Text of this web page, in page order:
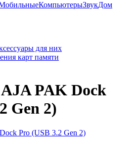
КомпьютерыЗвукДом
для них
карт памяти
PAK Dock
Gen 2)